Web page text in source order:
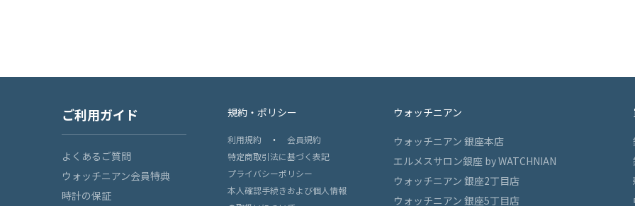
ご利用ガイド
よくあるご質問
ウォッチニアン会員特典
時計の保証
規約・ポリシー
利用規約 ・ 会員規約
特定商取引法に基づく表記
プライバシーポリシー
本人確認手続きおよび個人情報
ウォッチニアン
ウォッチニアン 銀座本店
エルメスサロン銀座 by WATCHNIAN
ウォッチニアン 銀座2丁目店
ウォッチニアン 銀座5丁目店